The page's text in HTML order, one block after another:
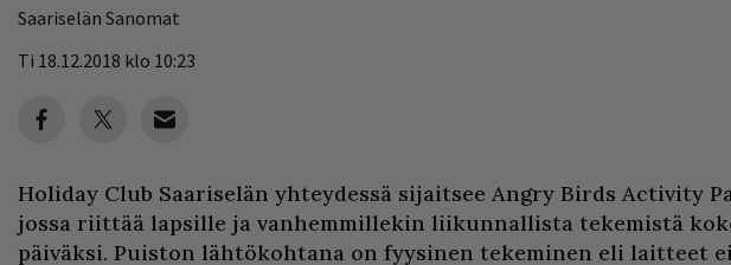
Saariselän Sanomat
Ti 18.12.2018 klo 10:23
Holiday Club Saariselän yhteydessä sijaitsee Angry Birds Activity
jossa riittää lapsille ja vanhemmillekin liikunnallista tekemistä
päiväksi. Puiston lähtökohtana on fyysinen tekeminen eli laitteet